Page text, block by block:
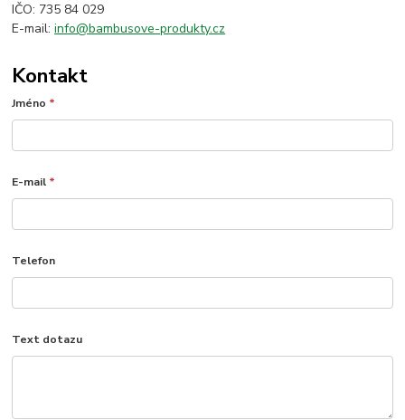
IČO: 735 84 029
E-mail:info@bambusove-produkty.cz
Kontakt
Jméno *
E-mail *
Telefon
Text dotazu